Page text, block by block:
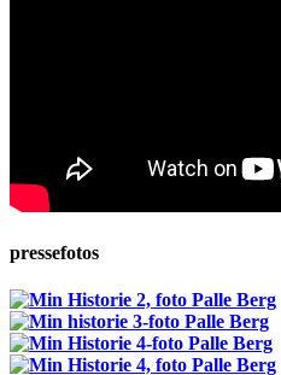
pressefotos